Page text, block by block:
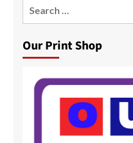
Our Print Shop